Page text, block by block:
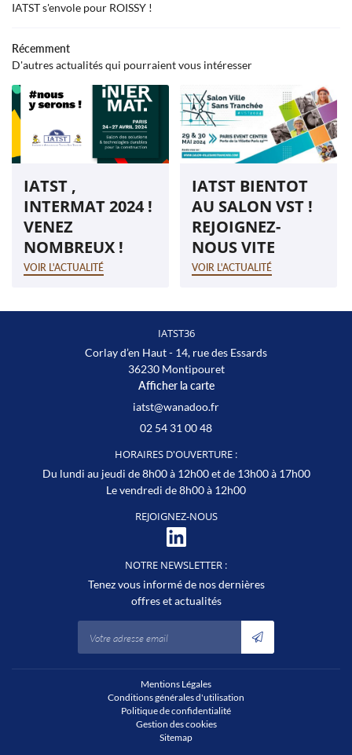
FORAGE
MATÉRIEL
DEVIS
D’EMPLOI
VIDÉOS
AVIS
ACTUALITÉS
RESTEZ
Inscription
REJOIGNEZ-
IATST s'envole pour ROISSY !
Récemment
D'autres actualités qui pourraient vous intéresser
IATST ,
INTERMAT 2024 !
VENEZ
NOMBREUX !
VOIR L'ACTUALITÉ
IATST BIENTOT
AU SALON VST !
REJOIGNEZ-
NOUS VITE
VOIR L'ACTUALITÉ
IATST36
Corlay d’en Haut - 14, rue des Essards
36230 Montipouret
Afficher la carte
02 54 31 00 48
HORAIRES D'OUVERTURE :
Du lundi au jeudi de 8h00 à 12h00 et de 13h00 à 17h00
Le vendredi de 8h00 à 12h00
REJOIGNEZ-NOUS
NOTRE NEWSLETTER :
Tenez vous informé de nos dernières
offres et actualités
Mentions Légales
Conditions générales d'utilisation
Politique de confidentialité
Gestion des cookies
Sitemap